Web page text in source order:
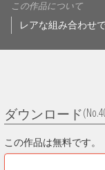
この作品について
レアな組み合わせで
ダウンロード
この作品は無料です。